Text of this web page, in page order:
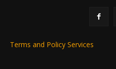
Terms and Policy Services